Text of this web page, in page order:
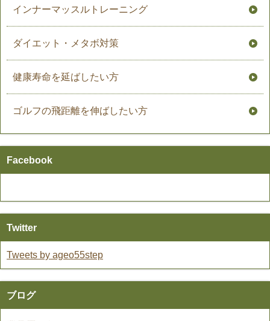
インナーマッスルトレーニング
ダイエット・メタボ対策
健康寿命を延ばしたい方
ゴルフの飛距離を伸ばしたい方
Facebook
Twitter
Tweets by ageo55step
ブログ